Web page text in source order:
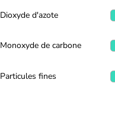
Dioxyde d'azote
Monoxyde de carbone
Particules fines